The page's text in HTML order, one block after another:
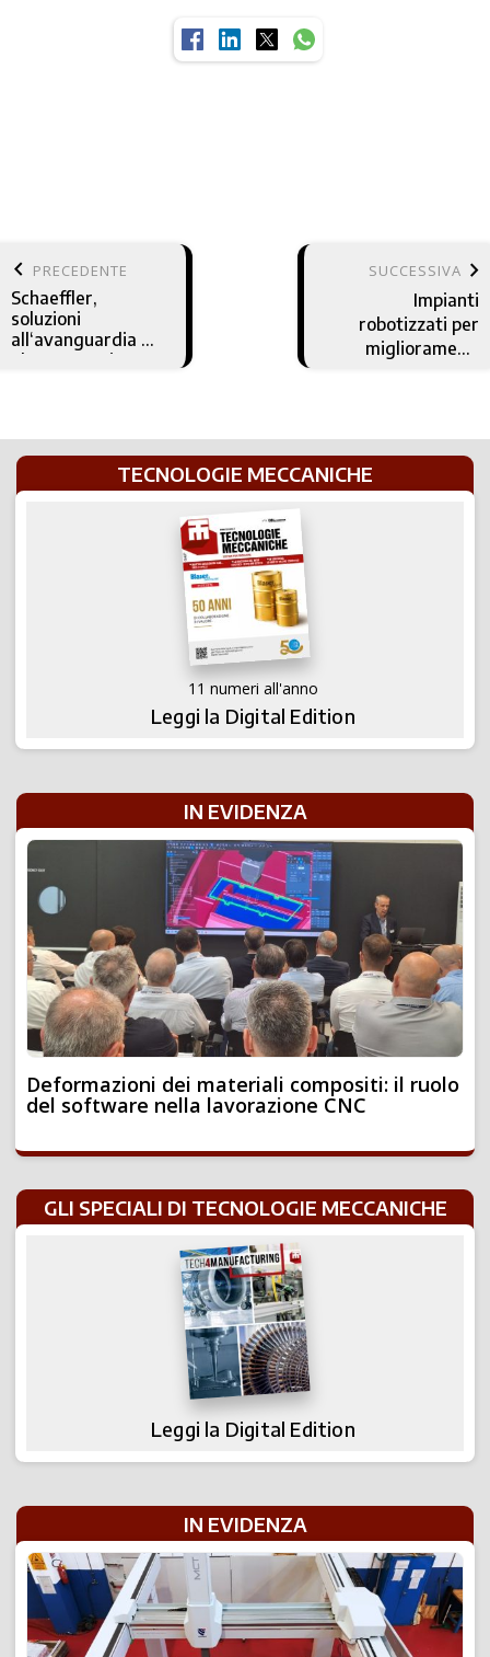
keyboard_arrow_left PRECEDENTE
Schaeffler,
soluzioni
all‘avanguardia da
oltre 50 anni
SUCCESSIVA keyboard_arrow_right
Impianti
robotizzati per
miglioramenti
TECNOLOGIE MECCANICHE
11 numeri all'anno
Leggi la Digital Edition
IN EVIDENZA
Deformazioni dei materiali compositi: il ruolo
del software nella lavorazione CNC
GLI SPECIALI DI TECNOLOGIE MECCANICHE
Leggi la Digital Edition
IN EVIDENZA